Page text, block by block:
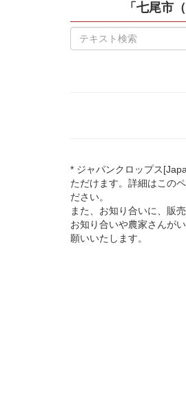
「七尾市
* ジャパンクロップス
ただけます。詳細はこの
ださい。
また、お知り合いに、販
お知り合いや農家さんが
願いいたします。